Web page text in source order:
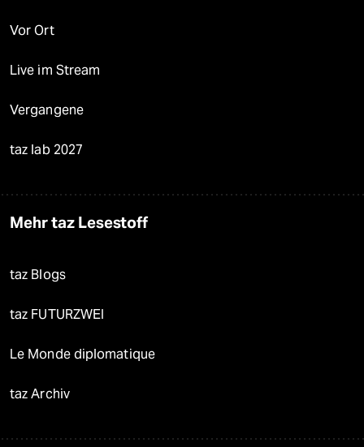
Vor Ort
Live im Stream
Vergangene
taz lab 2027
Mehr taz Lesestoff
taz Blogs
taz FUTURZWEI
Le Monde diplomatique
taz Archiv